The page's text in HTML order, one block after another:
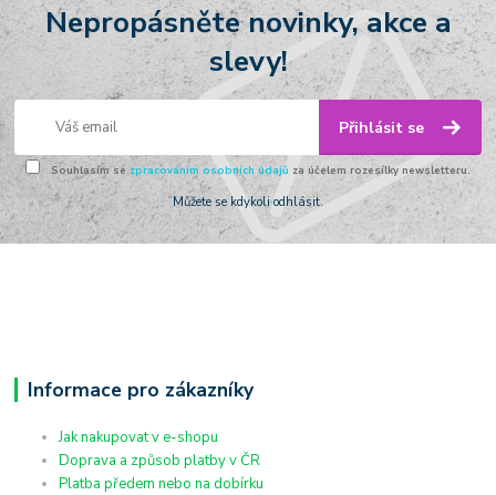
Nepropásněte novinky, akce a
slevy!
Přihlásit se
Souhlasím se zpracováním osobních údajů za účelem rozesílky newsletteru.
Můžete se kdykoli odhlásit.
Informace pro zákazníky
Jak nakupovat v e-shopu
Doprava a způsob platby v ČR
Platba předem nebo na dobírku